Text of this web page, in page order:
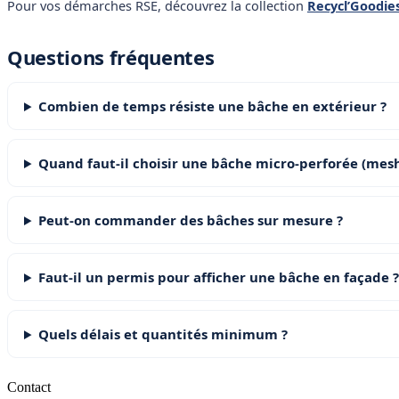
Pour vos démarches RSE, découvrez la collection
Questions fréquentes
Combien de temps résiste une bâche en extérieur ?
Quand faut-il choisir une bâche micro-perforée
Peut-on commander des bâches sur mesure ?
Faut-il un permis pour afficher une bâche en façade ?
Quels délais et quantités minimum ?
Contact